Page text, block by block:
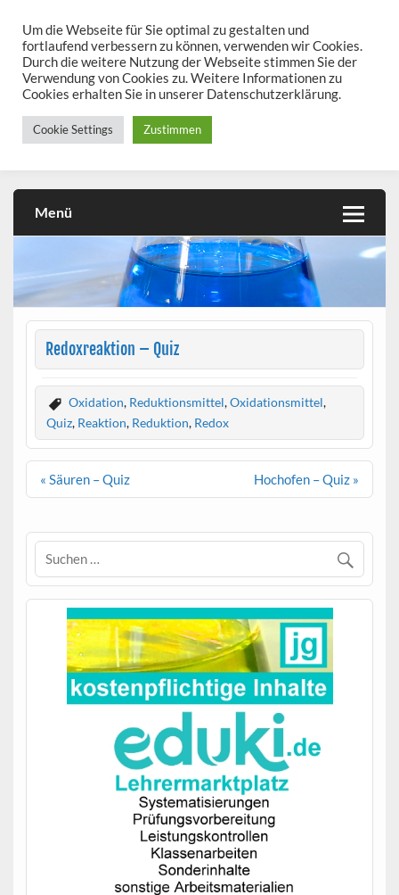
contentchemieseiten.de
Chemie kann man üben!
Menü
Redoxreaktion – Quiz
Oxidation, Reduktionsmittel,Oxidationsmittel,
Quiz, Reaktion, Reduktion, Redox
Beitragsnavigation
« Säuren – Quiz Hochofen – Quiz »
Um die Webseite für Sie optimal zu gestalten und
fortlaufend verbessern zu können, verwenden wir Cookies.
Durch die weitere Nutzung der Webseite stimmen Sie der
Verwendung von Cookies zu. Weitere Informationen zu
Cookies erhalten Sie in unserer Datenschutzerklärung.
Cookie Settings Zustimmen